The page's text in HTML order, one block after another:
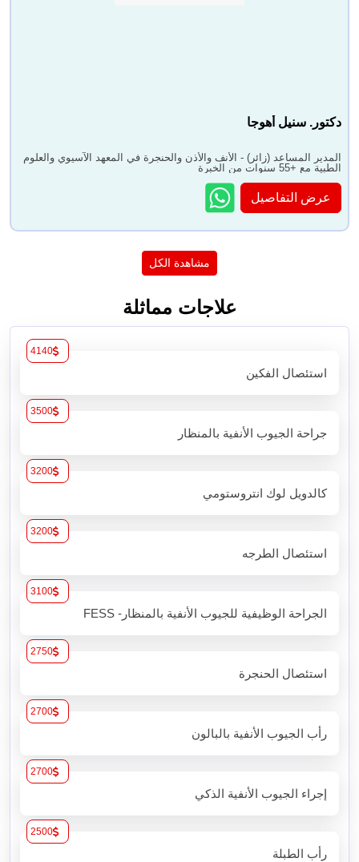
دكتور. سنيل أهوجا
المدير المساعد (زائر) - الأنف والأذن والحنجرة في المعهد الآسيوي والعلوم
الطبية مع +55 سنوات من الخبرة
عرض التفاصيل
مشاهدة الكل
علاجات مماثلة
استئصال الفكين
4140
جراحة الجيوب الأنفية بالمنظار
3500
كالدويل لوك انتروستومي
3200
استئصال الطرجه
3200
الجراحة الوظيفية للجيوب الأنفية بالمنظار- FESS
3100
استئصال الحنجرة
2750
رأب الجيوب الأنفية بالبالون
2700
إجراء الجيوب الأنفية الذكي
2700
رأب الطبلة
2500